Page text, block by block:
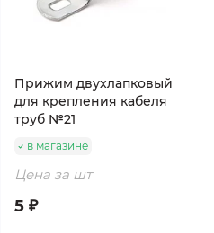
Прижим двухлапковый
для крепления кабеля
труб №21
в магазине
Цена за шт
5 ₽